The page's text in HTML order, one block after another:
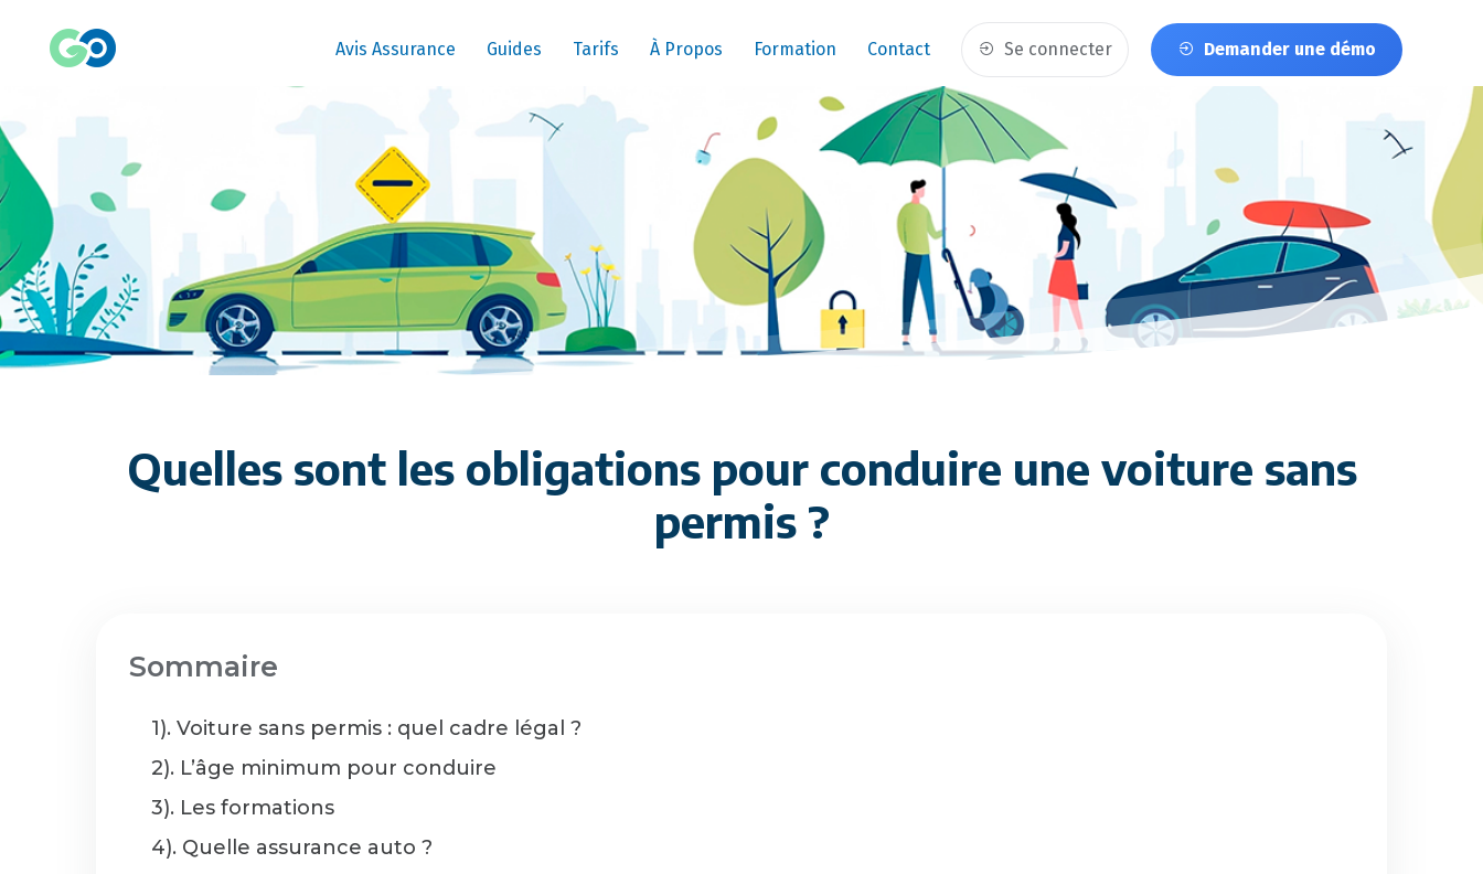
Avis Assurance Guides Tarifs À Propos Formation Contact Se connecter Demander une démo
Quelles sont les obligations pour conduire une voiture sans
permis ?
Sommaire
1). Voiture sans permis : quel cadre légal ?
2). L’âge minimum pour conduire
3). Les formations
4). Quelle assurance auto ?